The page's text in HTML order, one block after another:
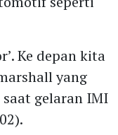
Ke depan kita
yang
gelaran IMI